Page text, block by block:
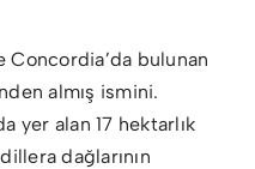
Concordia’da bulunan
almış ismini.
yer alan 17 hektarlık
dağlarının